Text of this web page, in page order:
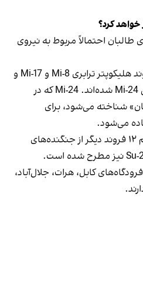
خواهد کرد؟
احتمالاً مربوط به نیروی
طالبان خواستار ترمیم ۱۱ فروند هلیکوپتر ترابری Mi-8 و Mi-17 و
چهار فروند هلیکوپتر تهاجمی Mi-24 شده‌اند. Mi-24 که در
شناخته می‌شود، برای
می‌شود.
علاوه بر این، درخواست ترمیم ۱۲ فروند دیگر از جنگنده‌های
کابل، هرات، جلال‌آباد،